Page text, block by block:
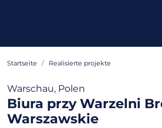
Startseite Realisierte projekte
Warschau, Polen
Biura przy Warzelni
Warszawskie